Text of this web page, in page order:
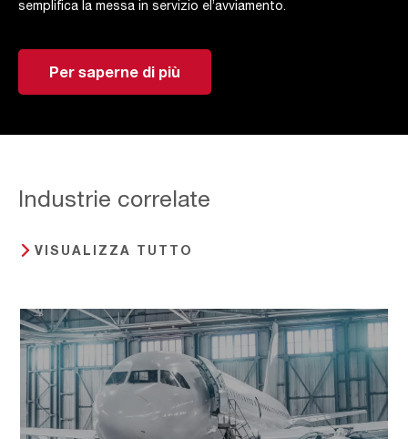
semplifica la messa in servizio el’avviamento.
Per saperne di più
Industrie correlate
VISUALIZZA TUTTO